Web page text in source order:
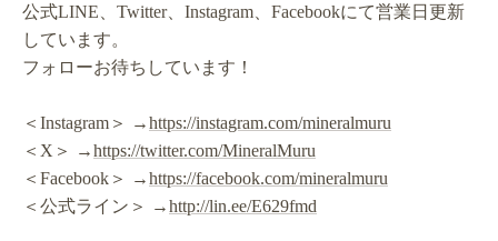
公式LINE、Twitter、Instagram、Facebookにて営業日更新
しています。
フォローお待ちしています！
＜Instagram＞ →https://instagram.com/mineralmuru
＜X＞ →https://twitter.com/MineralMuru
＜Facebook＞ →https://facebook.com/mineralmuru
＜公式ライン＞ →http://lin.ee/E629fmd